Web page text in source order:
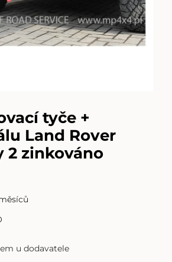
tyče +
Land Rover
2 zinkováno
u dodavatele